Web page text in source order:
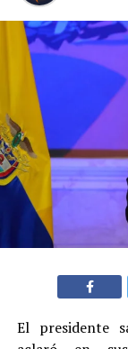
El presidente